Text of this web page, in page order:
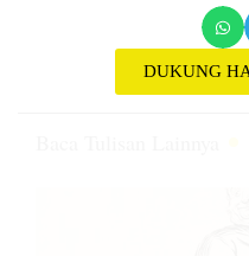
DUKUNG